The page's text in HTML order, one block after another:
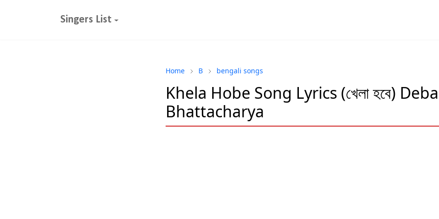
Singers List
Home B bengali songs
Khela Hobe Song Lyrics (খেলা হবে)
Bhattacharya